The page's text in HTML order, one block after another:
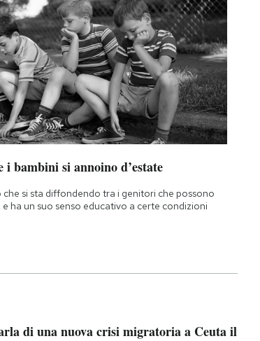
i bambini si annoino d’estate
che si sta diffondendo tra i genitori che possono
ha un suo senso educativo a certe condizioni
di una nuova crisi migratoria a Ceuta il